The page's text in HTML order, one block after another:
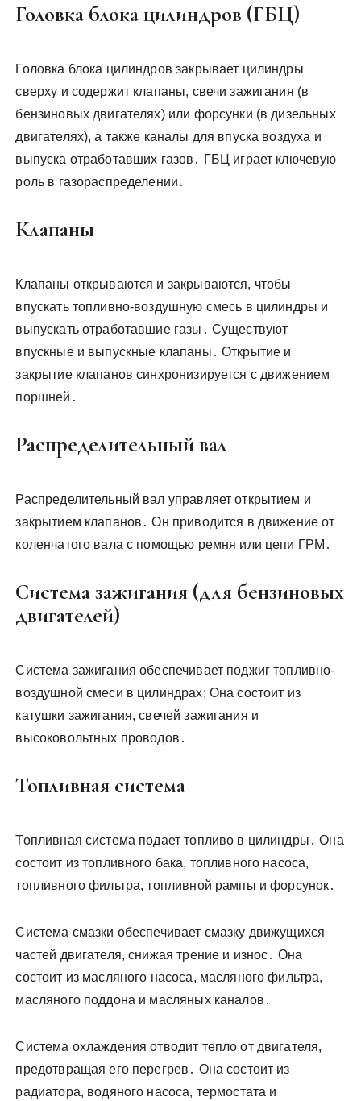
Головка блока цилиндров (ГБЦ)
Головка блока цилиндров закрывает цилиндры
сверху и содержит клапаны, свечи зажигания (в
бензиновых двигателях) или форсунки (в дизельных
двигателях), а также каналы для впуска воздуха и
выпуска отработавших газов․ ГБЦ играет ключевую
роль в газораспределении․
Клапаны
Клапаны открываются и закрываются, чтобы
впускать топливно-воздушную смесь в цилиндры и
выпускать отработавшие газы․ Существуют
впускные и выпускные клапаны․ Открытие и
закрытие клапанов синхронизируется с движением
поршней․
Распределительный вал
Распределительный вал управляет открытием и
закрытием клапанов․ Он приводится в движение от
коленчатого вала с помощью ремня или цепи ГРМ․
Система зажигания (для бензиновых
двигателей)
Система зажигания обеспечивает поджиг топливно-
воздушной смеси в цилиндрах; Она состоит из
катушки зажигания, свечей зажигания и
высоковольтных проводов․
Топливная система
Топливная система подает топливо в цилиндры․ Она
состоит из топливного бака, топливного насоса,
топливного фильтра, топливной рампы и форсунок․
Система смазки обеспечивает смазку движущихся
частей двигателя, снижая трение и износ․ Она
состоит из масляного насоса, масляного фильтра,
масляного поддона и масляных каналов․
Система охлаждения отводит тепло от двигателя,
предотвращая его перегрев․ Она состоит из
радиатора, водяного насоса, термостата и